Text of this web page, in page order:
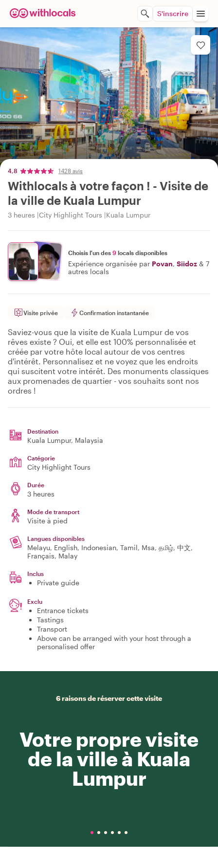
S'inscrire
4,8 1428 avis
Withlocals à votre façon ! - Visite de
la ville de Kuala Lumpur
3 heures City Highlight Tours Kuala Lumpur
Choisis l'un des 9 locals disponibles
Expérience organisée par Povan, Siidoz & 7
autres locals
Visite privée Confirmation instantanée
Saviez-vous que la visite de Kuala Lumpur de vos
rêves existe ? Oui, et elle est 100% personnalisée et
créée par votre hôte local autour de vos centres
d'intérêt. Personnalisez et ne voyez que les endroits
qui suscitent votre intérêt. Des monuments classiques
aux promenades de quartier - vos souhaits sont nos
ordres !
Destination
Kuala Lumpur, Malaysia
Catégorie
City Highlight Tours
Durée
3 heures
Mode de transport
Visite à pied
Langues disponibles
Melayu, English, Indonesian, Tamil, Msa, தமிழ், 中文,
Français, Malay
Inclus
Private guide
Exclu
Entrance tickets
Tastings
Transport
Above can be arranged with your host through a
personalised offer
6 raisons de réserver cette visite
Votre propre visite
de la ville à Kuala
Lumpur